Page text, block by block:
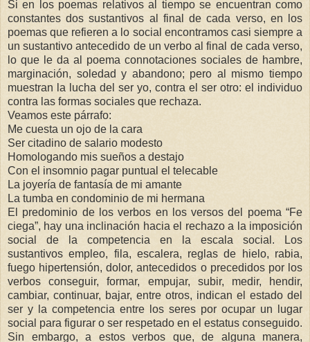
Si en los poemas relativos al tiempo se encuentran como
constantes dos sustantivos al final de cada verso, en los
poemas que refieren a lo social encontramos casi siempre a
un sustantivo antecedido de un verbo al final de cada verso,
lo que le da al poema connotaciones sociales de hambre,
marginación, soledad y abandono; pero al mismo tiempo
muestran la lucha del ser yo, contra el ser otro: el individuo
contra las formas sociales que rechaza.
Veamos este párrafo:
Me cuesta un ojo de la cara
Ser citadino de salario modesto
Homologando mis sueños a destajo
Con el insomnio pagar puntual el telecable
La joyería de fantasía de mi amante
La tumba en condominio de mi hermana
El predominio de los verbos en los versos del poema “Fe
ciega”, hay una inclinación hacia el rechazo a la imposición
social de la competencia en la escala social. Los
sustantivos empleo, fila, escalera, reglas de hielo, rabia,
fuego hipertensión, dolor, antecedidos o precedidos por los
verbos conseguir, formar, empujar, subir, medir, hendir,
cambiar, continuar, bajar, entre otros, indican el estado del
ser y la competencia entre los seres por ocupar un lugar
social para figurar o ser respetado en el estatus conseguido.
Sin embargo, a estos verbos que, de alguna manera,